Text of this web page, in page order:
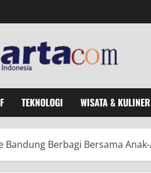
TEKNOLOGI WISATA & KULINER
Berbagi Bersama